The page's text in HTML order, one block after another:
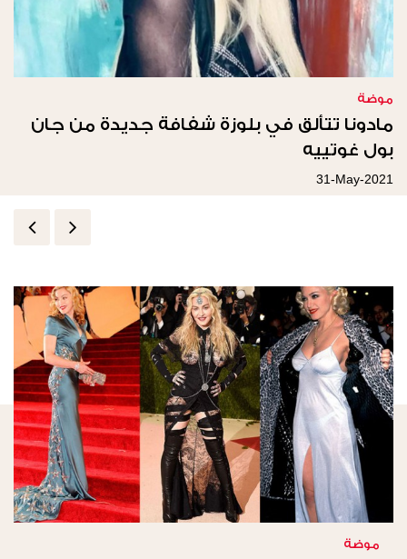
موضة
مادونا تتألق في بلوزة شفافة جديدة من جان
بول غوتييه
31-May-2021
موضة